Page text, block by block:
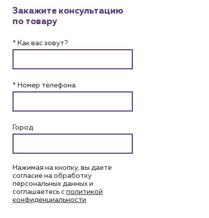
Закажите консультацию
по товару
* Как вас зовут?
* Номер телефона
Город
Нажимая на кнопку, вы даете
согласие на обработку
персональных данных и
соглашаетесь c политикой
конфиденциальности